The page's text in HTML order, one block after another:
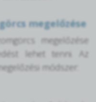
megelőzése
megelőzése
lehet tenni. Az
módszer: